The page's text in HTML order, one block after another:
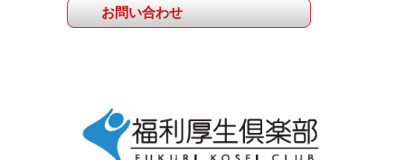
お問い合わせ